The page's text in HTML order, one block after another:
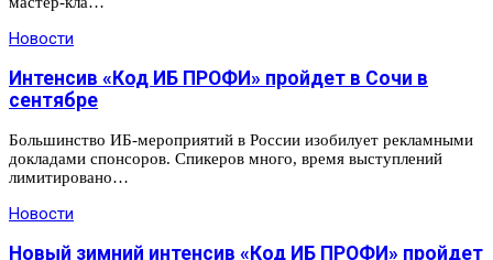
Новости
Интенсив «Код ИБ ПРОФИ» пройдет в Сочи в
сентябре
Большинство ИБ-мероприятий в России изобилует рекламными
докладами спонсоров. Спикеров много, время выступлений
лимитировано…
Новости
Новый зимний интенсив «Код ИБ ПРОФИ» пройдет